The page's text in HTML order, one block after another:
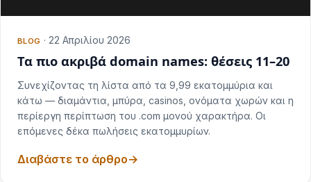
BLOG · 22 Απριλίου 2026
Τα πιο ακριβά domain names: θέσεις 11–20
Συνεχίζοντας τη λίστα από τα 9,99 εκατομμύρια και
κάτω — διαμάντια, μπύρα, casinos, ονόματα χωρών και η
περίεργη περίπτωση του .com μονού χαρακτήρα. Οι
επόμενες δέκα πωλήσεις εκατομμυρίων.
Διαβάστε το άρθρο